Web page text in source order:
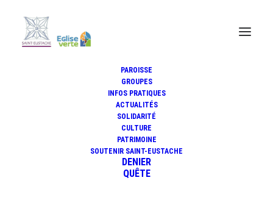
PAROISSE
GROUPES
INFOS PRATIQUES
ACTUALITÉS
SOLIDARITÉ
CULTURE
PATRIMOINE
SOUTENIR SAINT-EUSTACHE
DENIER
QUÊTE
Méditation biblique du
mercredi 8 mars 2023
8 mars 2023